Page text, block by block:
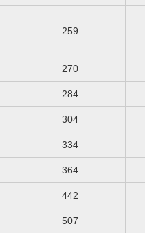
259
270
284
304
334
364
442
507